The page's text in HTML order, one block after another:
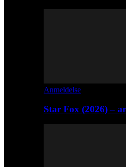
Anmeldelse
Star Fox (2026) –